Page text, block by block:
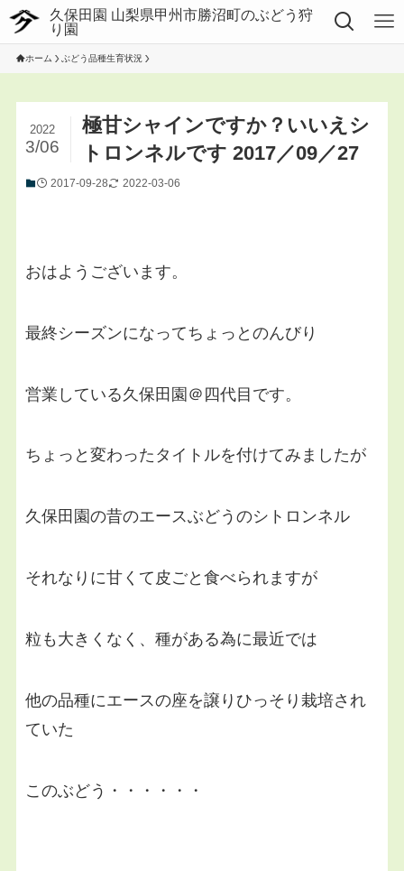
ホーム ぶどう品種生育状況
極甘シャインですか？いいえシ
トロンネルです 2017／09／27
2022
3/06
2017-09-28 2022-03-06
おはようございます。
最終シーズンになってちょっとのんびり
営業している久保田園＠四代目です。
ちょっと変わったタイトルを付けてみましたが
久保田園の昔のエースぶどうのシトロンネル
それなりに甘くて皮ごと食べられますが
粒も大きくなく、種がある為に最近では
他の品種にエースの座を譲りひっそり栽培され
ていた
このぶどう・・・・・・